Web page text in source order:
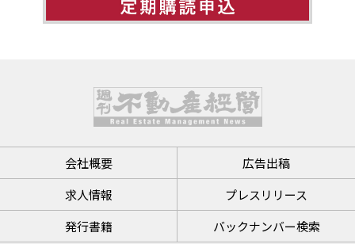
会社概要
広告出稿
求人情報
プレスリリース
発行書籍
バックナンバー検索